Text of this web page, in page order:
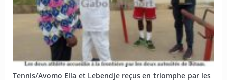
Tennis/Avomo Ella et Lebendje reçus en triomphe par les